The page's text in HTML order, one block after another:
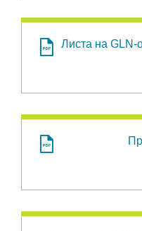
Листа на GLN-